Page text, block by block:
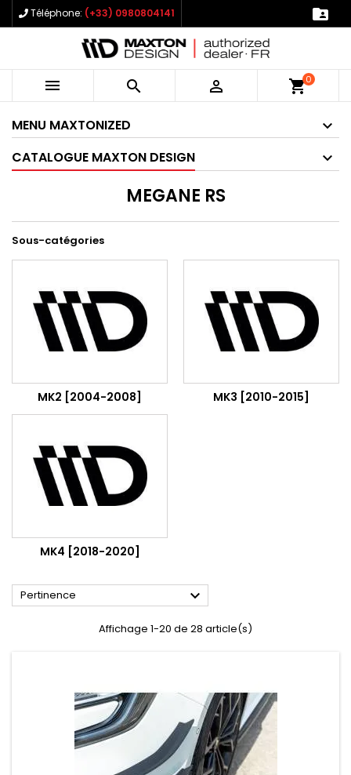
Téléphone: (+33) 0980804141 
   shopping_cart0
MENU MAXTONIZED
CATALOGUE MAXTON DESIGN
MEGANE RS
Sous-catégories
MK2 [2004-2008] MK3 [2010-2015]
MK4 [2018-2020]
Pertinence 
Affichage 1-20 de 28 article(s)